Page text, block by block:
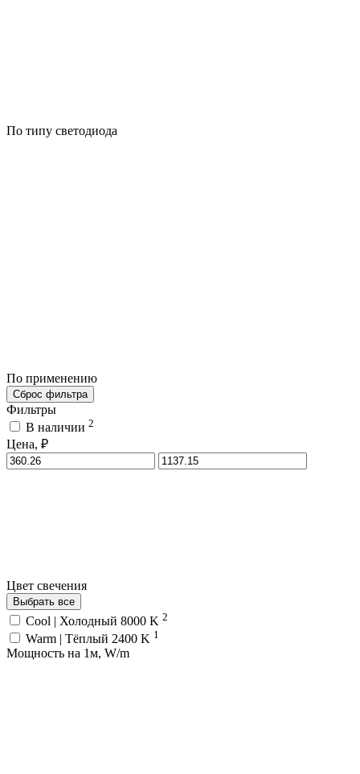
По типу светодиода
По применению
Сброс фильтра
Фильтры
В наличии 2
Цена, ₽
Цвет свечения
Выбрать все
Cool | Холодный 8000 K 2
Warm | Тёплый 2400 K 1
Мощность на 1м, W/m